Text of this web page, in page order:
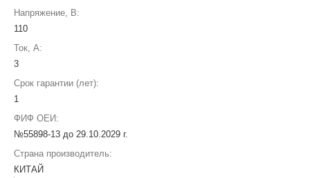
Напряжение, В:
110
Ток, А:
3
Срок гарантии (лет):
1
ФИФ ОЕИ:
№55898-13 до 29.10.2029 г.
Страна производитель:
КИТАЙ